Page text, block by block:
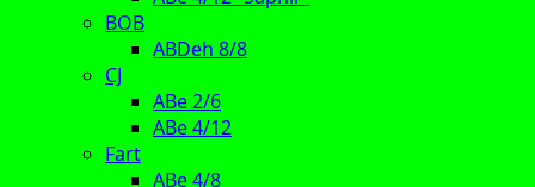
BOB
ABDeh 8/8
CJ
ABe 2/6
ABe 4/12
Fart
ABe 4/8